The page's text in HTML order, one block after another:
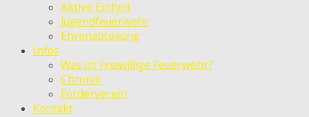
Aktive Einheit
Jugendfeuerwehr
Ehrenabteilung
Infos
Was ist Freiwillige Feuerwehr?
Chronik
Förderverein
Kontakt